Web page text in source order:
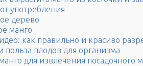
употребления
дерево
манго
как правильно и красиво
польза плодов для организма
для извлечения посадочного